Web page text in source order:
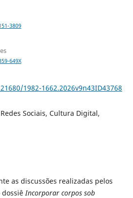
3809
649X
1982-1662.2026v9n43ID43768
Sociais, Cultura Digital,
as discussões realizadas pelos
Incorporar corpos sob